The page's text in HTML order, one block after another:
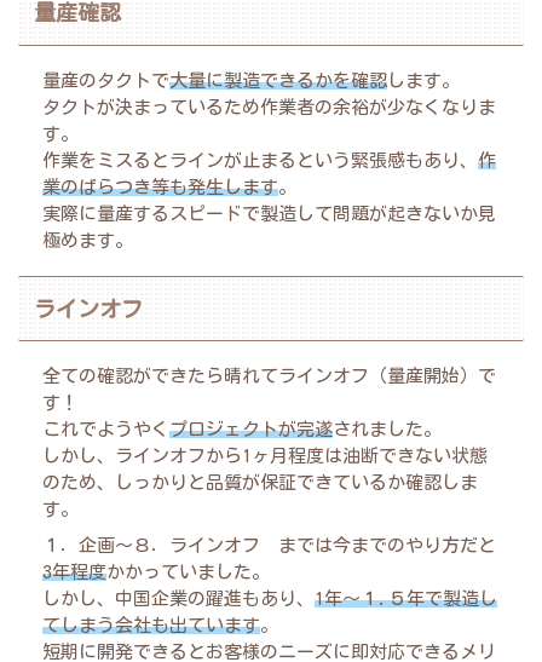
量産確認
量産のタクトで大量に製造できるかを確認 します。
タクトが決まっているため作業者の余裕が少なくなりま
す。
作業をミスるとラインが止まるという緊張感もあり、 作
業のばらつき等も発生します。
実際に量産するスピードで製造して問題が起きないか見
極めます。
ラインオフ
全ての確認ができたら晴れてラインオフ（量産開始）で
す！
これでようやく プロジェクトが完遂されました。
しかし、ラインオフから1ヶ月程度は油断できない状態
のため、しっかりと品質が保証できているか確認しま
す。
１．企画〜８．ラインオフ までは今までのやり方だと
3年程度かかっていました。
しかし、中国企業の躍進もあり、 1年〜１.５年で製造し
てしまう会社も出ています。
短期に開発できるとお客様のニーズに即対応できるメリ